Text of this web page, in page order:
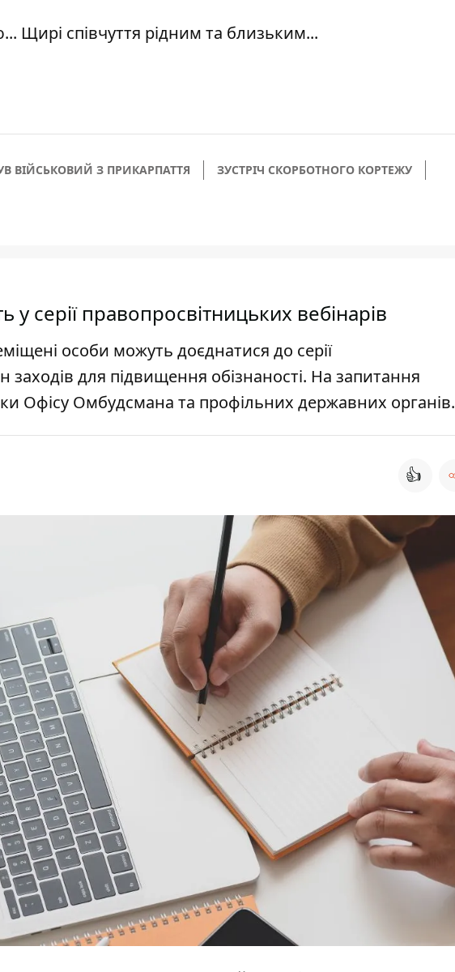
Щирі співчуття рідним та близьким...
ВІЙСЬКОВИЙ З ПРИКАРПАТТЯ
ЗУСТРІЧ СКОРБОТНОГО КОРТЕЖУ
серії правопросвітницьких вебінарів
особи можуть доєднатися до серії
для підвищення обізнаності. На запитання
Офісу Омбудсмана та профільних державних органів.
👍